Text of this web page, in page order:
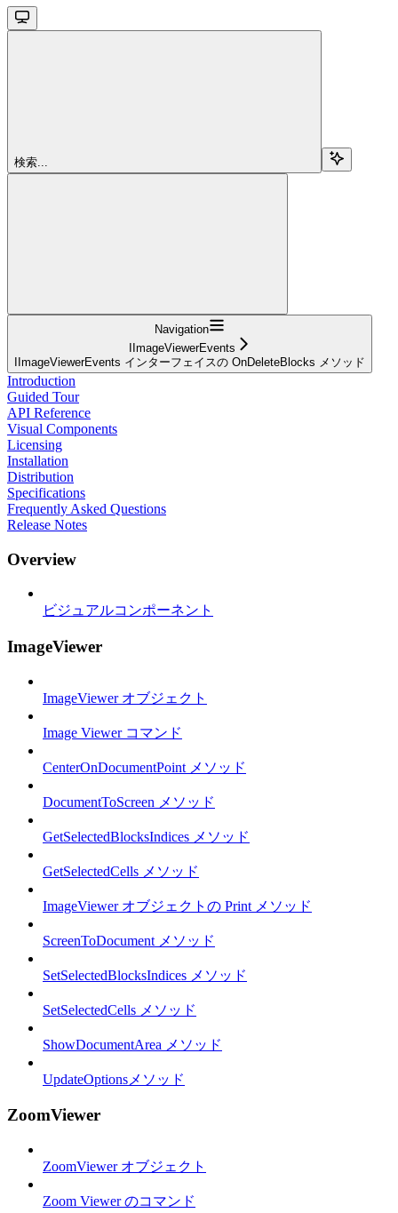
検索...
Navigation
IImageViewerEvents
IImageViewerEvents インターフェイスの OnDeleteBlocks メソッド
Introduction
Guided Tour
API Reference
Visual Components
Licensing
Installation
Distribution
Specifications
Frequently Asked Questions
Release Notes
Overview
ビジュアルコンポーネント
ImageViewer
ImageViewer オブジェクト
Image Viewer コマンド
CenterOnDocumentPoint メソッド
DocumentToScreen メソッド
GetSelectedBlocksIndices メソッド
GetSelectedCells メソッド
ImageViewer オブジェクトの Print メソッド
ScreenToDocument メソッド
SetSelectedBlocksIndices メソッド
SetSelectedCells メソッド
ShowDocumentArea メソッド
UpdateOptionsメソッド
ZoomViewer
ZoomViewer オブジェクト
Zoom Viewer のコマンド